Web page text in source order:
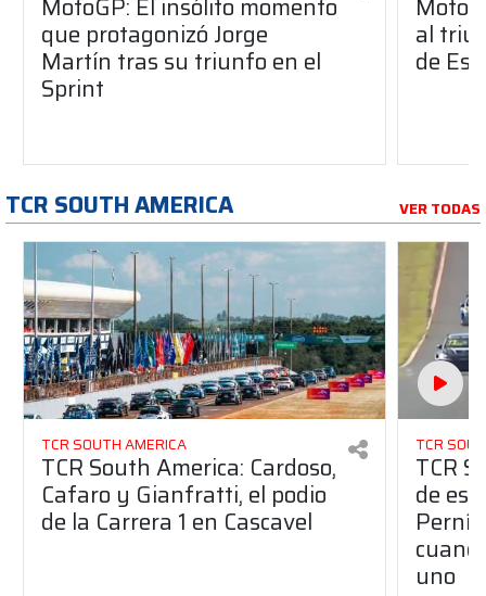
que protagonizó Jorge
Martín tras su triunfo en el
Sprint
al
de
TCR SOUTH AMERICA VER TODAS
TCR SOUTH AMERICA
TCR South America: Cardoso,
Cafaro y Gianfratti, el podio
de la Carrera 1 en Cascavel
TCR
TCR
de
uno